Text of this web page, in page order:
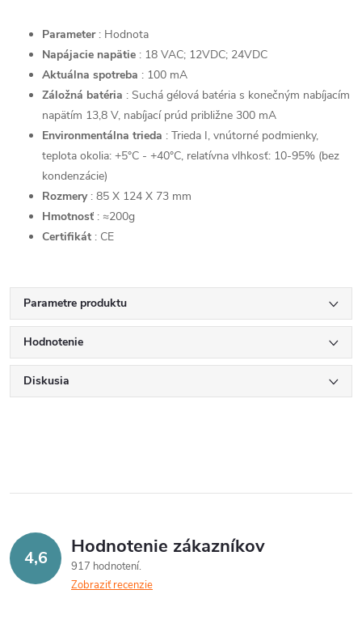
Parameter : Hodnota
Napájacie napätie : 18 VAC; 12VDC; 24VDC
Aktuálna spotreba : 100 mA
Záložná batéria : Suchá gélová batéria s konečným nabíjacím
napätím 13,8 V, nabíjací prúd približne 300 mA
Environmentálna trieda : Trieda I, vnútorné podmienky,
teplota okolia: +5°C - +40°C, relatívna vlhkosť: 10-95% (bez
kondenzácie)
Rozmery : 85 X 124 X 73 mm
Hmotnosť : ≈200g
Certifikát : CE
Parametre produktu
Hodnotenie
Diskusia
4,6 Hodnotenie zákazníkov
917 hodnotení
Zobraziť recenzie